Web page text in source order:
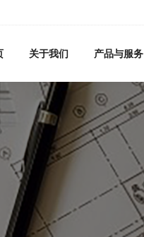
关于我们 产品与服务